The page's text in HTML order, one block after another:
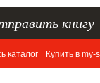
книгу
каталог Купить в my-